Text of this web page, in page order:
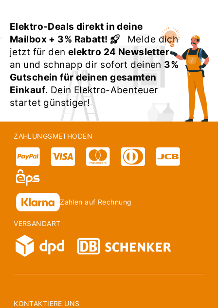
Elektro-Deals direkt in deine
Mailbox + 3% Rabatt!
Melde dich
jetzt für denelektro 24 Newsletter
an und schnapp dir sofort deinen 3%
Gutschein für deinen gesamten
Einkauf. Dein Elektro-Abenteuer
startet günstiger!
ZAHLUNGSMETHODEN
Zahlen auf Rechnung
VERSANDART
KONTAKTIERE UNS